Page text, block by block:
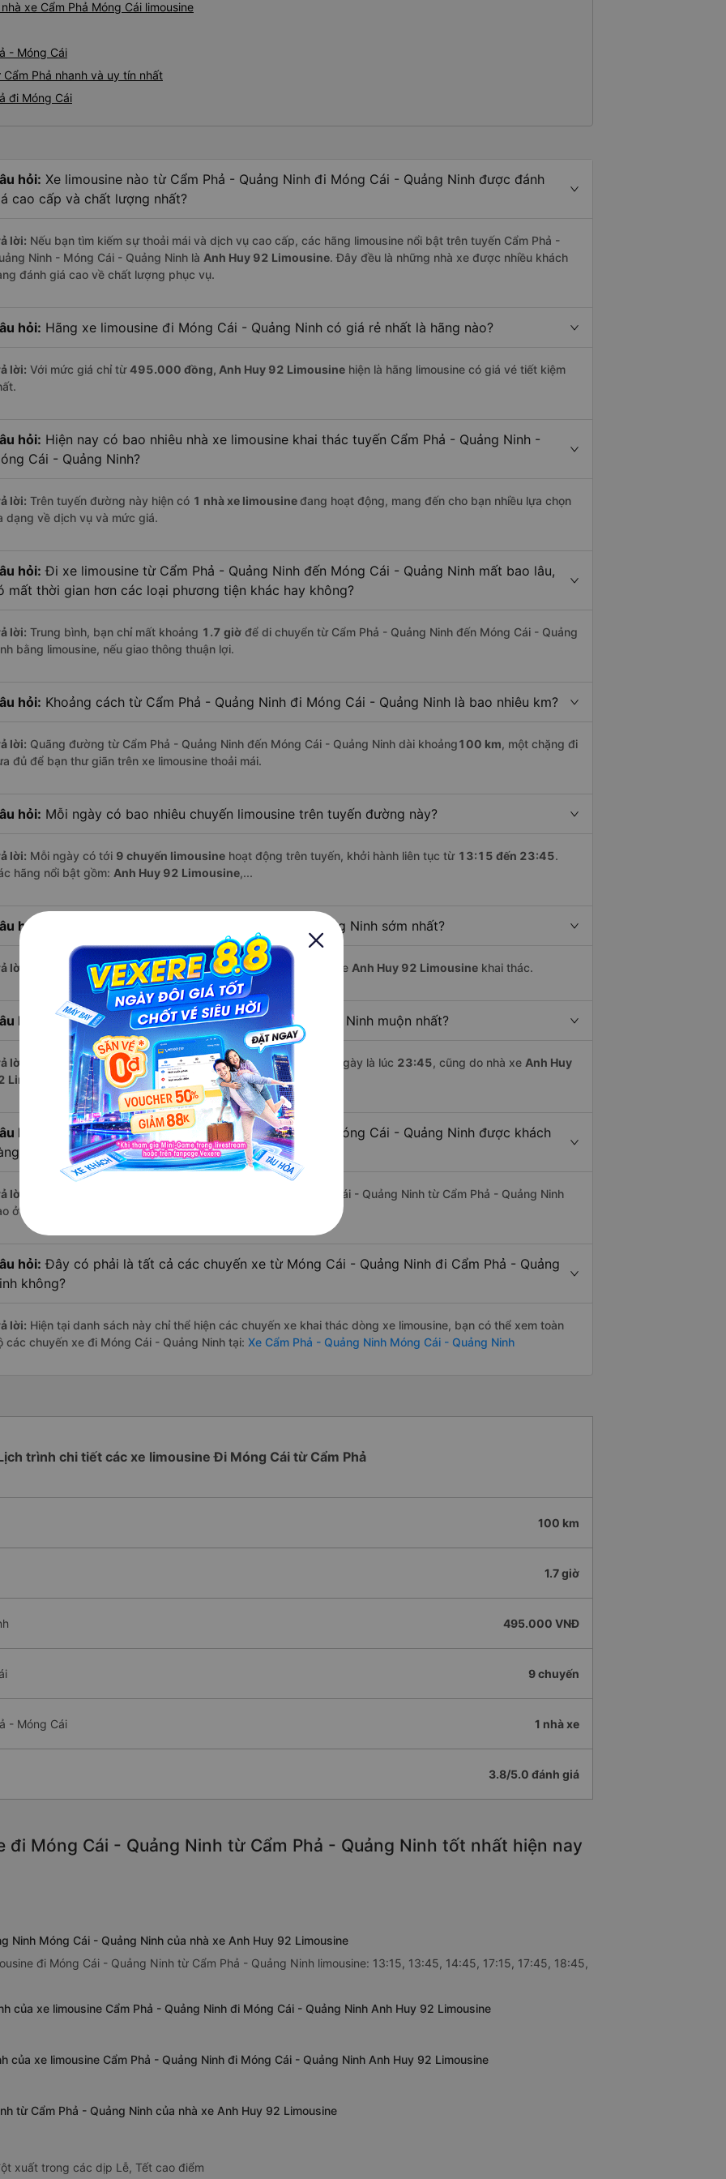
xe Cẩm Phả Móng Cái limousine
- Móng Cái
Phả nhanh và uy tín nhất
đi Móng Cái
hỏi: Xe limousine nào từ Cẩm Phả - Quảng Ninh đi Móng Cái - Quảng Ninh được đánh
cao cấp và chất lượng nhất?
lời: Nếu bạn tìm kiếm sự thoải mái và dịch vụ cao cấp, các hãng limousine nổi bật trên tuyến Cẩm Phả -
Ninh - Móng Cái - Quảng Ninh là Anh Huy 92 Limousine. Đây đều là những nhà xe được nhiều khách
đánh giá cao về chất lượng phục vụ.
hỏi: Hãng xe limousine đi Móng Cái - Quảng Ninh có giá rẻ nhất là hãng nào?
lời: Với mức giá chỉ từ495.000 đồng, Anh Huy 92 Limousine hiện là hãng limousine có giá vé tiết kiệm
hỏi: Hiện nay có bao nhiêu nhà xe limousine khai thác tuyến Cẩm Phả - Quảng Ninh -
Cái - Quảng Ninh?
lời: Trên tuyến đường này hiện có 1 nhà xe limousineđang hoạt động, mang đến cho bạn nhiều lựa chọn
dạng về dịch vụ và mức giá.
hỏi: Đi xe limousine từ Cẩm Phả - Quảng Ninh đến Móng Cái - Quảng Ninh mất bao lâu,
mất thời gian hơn các loại phương tiện khác hay không?
lời: Trung bình, bạn chỉ mất khoảng 1.7 giờ để di chuyển từ Cẩm Phả - Quảng Ninh đến Móng Cái - Quảng
bằng limousine, nếu giao thông thuận lợi.
hỏi: Khoảng cách từ Cẩm Phả - Quảng Ninh đi Móng Cái - Quảng Ninh là bao nhiêu km?
lời: Quãng đường từ Cẩm Phả - Quảng Ninh đến Móng Cái - Quảng Ninh dài khoảng100 km, một chặng đi
đủ để bạn thư giãn trên xe limousine thoải mái.
hỏi: Mỗi ngày có bao nhiêu chuyến limousine trên tuyến đường này?
lời: Mỗi ngày có tới 9 chuyến limousine hoạt động trên tuyến, khởi hành liên tục từ 13:15 đến 23:45.
hãng nổi bật gồm: Anh Huy 92 Limousine,...
hỏi: Xe limousine nào khởi hành từ Móng Cái - Quảng Ninh sớm nhất?
lời: Chuyến limousine sớm nhất khởi hành lúc13:15 , do nhà xe Anh Huy 92 Limousine khai thác.
hỏi: Xe limousine nào khởi hành từ Cẩm Phả - Quảng Ninh muộn nhất?
lời: Nếu bạn muốn đi chuyến muộn, lựa chọn cuối cùng trong ngày là lúc 23:45, cũng do nhà xe Anh Huy
Limousine
vận hành.
hỏi:
Xe limousine nào từ Cẩm Phả - Quảng Ninh đi Móng Cái - Quảng Ninh được khách
đánh giá tốt nhất?
lời:
Tạm thời chưa đủ review để đánh giá có nhà xe đi Móng Cái - Quảng Ninh từ Cẩm Phả - Quảng Ninh
ở tuyến đường này có chất lượng xuất sắc.
hỏi: Đây có phải là tất cả các chuyến xe từ Móng Cái - Quảng Ninh đi Cẩm Phả - Quảng
không?
lời: Hiện tại danh sách này chỉ thể hiện các chuyến xe khai thác dòng xe limousine, bạn có thể xem toàn
các chuyến xe đi Móng Cái - Quảng Ninh tại: Xe Cẩm Phả - Quảng Ninh Móng Cái - Quảng Ninh
trình chi tiết các xe limousine Đi Móng Cái từ Cẩm Phả
100 km
1.7 giờ
495.000 VNĐ
9 chuyến
- Móng Cái 1 nhà xe
3.8/5.0 đánh giá
đi Móng Cái - Quảng Ninh từ Cẩm Phả - Quảng Ninh tốt nhất hiện nay
Ninh Móng Cái - Quảng Ninh của nhà xe Anh Huy 92 Limousine
đi Móng Cái - Quảng Ninh từ Cẩm Phả - Quảng Ninh limousine: 13:15, 13:45, 14:45, 17:15, 17:45, 18:45,
của xe limousine Cẩm Phả - Quảng Ninh đi Móng Cái - Quảng Ninh Anh Huy 92 Limousine
của xe limousine Cẩm Phả - Quảng Ninh đi Móng Cái - Quảng Ninh Anh Huy 92 Limousine
từ Cẩm Phả - Quảng Ninh của nhà xe Anh Huy 92 Limousine
xuất trong các dịp Lễ, Tết cao điểm